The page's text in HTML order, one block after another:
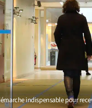
indispensable pour